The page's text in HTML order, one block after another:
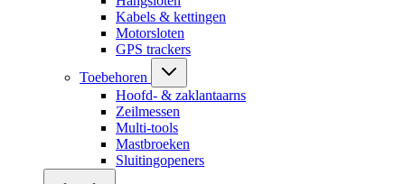
Kabels & kettingen
Motorsloten
GPS trackers
Toebehoren
Hoofd- & zaklantaarns
Zeilmessen
Multi-tools
Mastbroeken
Sluitingopeners